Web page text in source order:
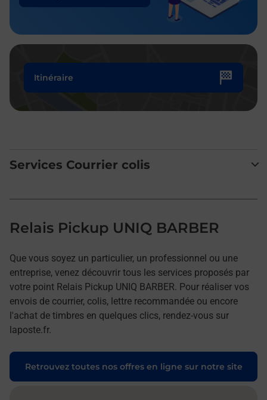
Itinéraire
Services Courrier colis
Relais Pickup UNIQ BARBER
Que vous soyez un particulier, un professionnel ou une
entreprise, venez découvrir tous les services proposés par
votre point Relais Pickup UNIQ BARBER. Pour réaliser vos
envois de courrier, colis, lettre recommandée ou encore
l'achat de timbres en quelques clics, rendez-vous sur
laposte.fr.
Retrouvez toutes nos offres en ligne sur notre site